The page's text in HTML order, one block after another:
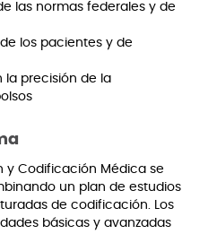
las normas federales y de
los pacientes y de
la precisión de la
y Codificación Médica se
un plan de estudios
de codificación. Los
básicas y avanzadas